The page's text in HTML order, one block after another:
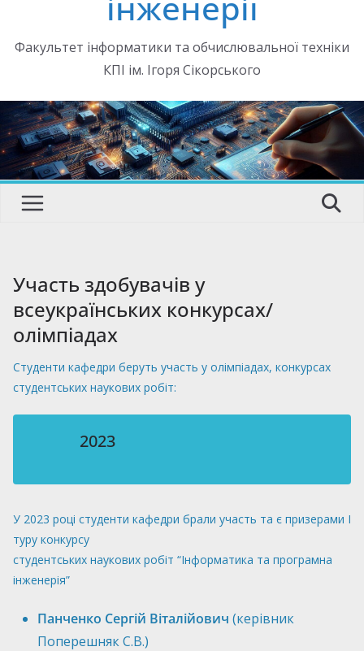
Факультет інформатики та обчислювальної техніки
КПІ ім. Ігоря Сікорського
Участь здобувачів у
всеукраїнських конкурсах/
олімпіадах
Студенти кафедри беруть участь у олімпіадах, конкурсах
студентських наукових робіт:
2023
У 2023 році студенти кафедри брали участь та є призерами І
туру конкурсу
студентських наукових робіт “Інформатика та програмна
інженерія”
Панченко Сергій Віталійович (керівник
Поперешняк С.В.)